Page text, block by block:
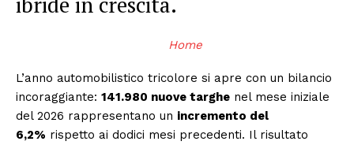
Home
L’anno automobilistico tricolore si apre con un bilancio
incoraggiante: 141.980 nuove targhe nel mese iniziale
del 2026 rappresentano un incremento del
6,2% rispetto ai dodici mesi precedenti. Il risultato